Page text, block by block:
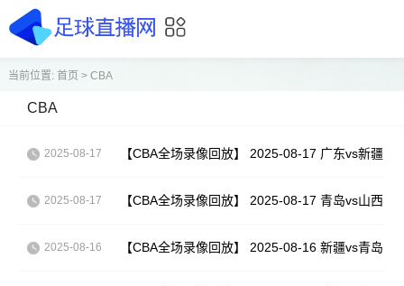
当前位置: 首页 > CBA
CBA
2025-08-17 【CBA全场录像回放】 2025-08-17 广东vs新疆
2025-08-17 【CBA全场录像回放】 2025-08-17 青岛vs山西
2025-08-16 【CBA全场录像回放】 2025-08-16 新疆vs青岛